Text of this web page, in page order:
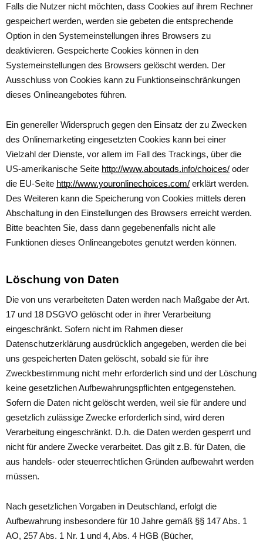
Falls die Nutzer nicht möchten, dass Cookies auf ihrem Rechner
gespeichert werden, werden sie gebeten die entsprechende
Option in den Systemeinstellungen ihres Browsers zu
deaktivieren. Gespeicherte Cookies können in den
Systemeinstellungen des Browsers gelöscht werden. Der
Ausschluss von Cookies kann zu Funktionseinschränkungen
dieses Onlineangebotes führen.
Ein genereller Widerspruch gegen den Einsatz der zu Zwecken
des Onlinemarketing eingesetzten Cookies kann bei einer
Vielzahl der Dienste, vor allem im Fall des Trackings, über die
US-amerikanische Seite http://www.aboutads.info/choices/ oder
die EU-Seite http://www.youronlinechoices.com/ erklärt werden.
Des Weiteren kann die Speicherung von Cookies mittels deren
Abschaltung in den Einstellungen des Browsers erreicht werden.
Bitte beachten Sie, dass dann gegebenenfalls nicht alle
Funktionen dieses Onlineangebotes genutzt werden können.
Löschung von Daten
Die von uns verarbeiteten Daten werden nach Maßgabe der Art.
17 und 18 DSGVO gelöscht oder in ihrer Verarbeitung
eingeschränkt. Sofern nicht im Rahmen dieser
Datenschutzerklärung ausdrücklich angegeben, werden die bei
uns gespeicherten Daten gelöscht, sobald sie für ihre
Zweckbestimmung nicht mehr erforderlich sind und der Löschung
keine gesetzlichen Aufbewahrungspflichten entgegenstehen.
Sofern die Daten nicht gelöscht werden, weil sie für andere und
gesetzlich zulässige Zwecke erforderlich sind, wird deren
Verarbeitung eingeschränkt. D.h. die Daten werden gesperrt und
nicht für andere Zwecke verarbeitet. Das gilt z.B. für Daten, die
aus handels- oder steuerrechtlichen Gründen aufbewahrt werden
müssen.
Nach gesetzlichen Vorgaben in Deutschland, erfolgt die
Aufbewahrung insbesondere für 10 Jahre gemäß §§ 147 Abs. 1
AO, 257 Abs. 1 Nr. 1 und 4, Abs. 4 HGB (Bücher,